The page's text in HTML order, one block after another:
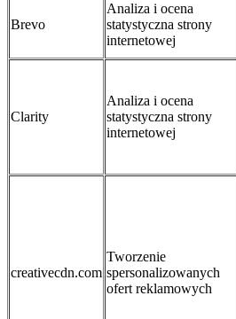
Brevo
Analiza i ocena
statystyczna strony
internetowej
Clarity
Analiza i ocena
statystyczna strony
internetowej
creativecdn.com
Tworzenie
spersonalizowanych
ofert reklamowych